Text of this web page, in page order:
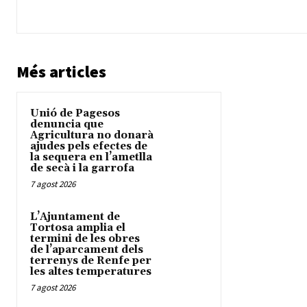
Més articles
Unió de Pagesos
denuncia que
Agricultura no donarà
ajudes pels efectes de
la sequera en l’ametlla
de secà i la garrofa
7 agost 2026
L’Ajuntament de
Tortosa amplia el
termini de les obres
de l’aparcament dels
terrenys de Renfe per
les altes temperatures
7 agost 2026